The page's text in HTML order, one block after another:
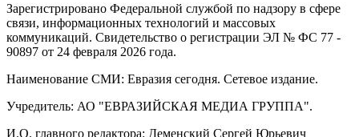
Зарегистрировано Федеральной службой по надзору в сфере
связи, информационных технологий и массовых
коммуникаций. Свидетельство о регистрации ЭЛ № ФС 77 -
90897 от 24 февраля 2026 года.
Наименование СМИ: Евразия сегодня. Сетевое издание.
Учредитель: АО "ЕВРАЗИЙСКАЯ МЕДИА ГРУППА".
И.О. главного редактора: Деменский Сергей Юрьевич